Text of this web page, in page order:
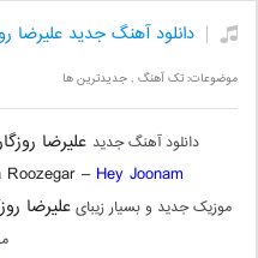
دانلود آهنگ جدید علیرضا
موضوعات:تک آهنگ ,جدیدترین ها
دانلود آهنگ جدید علیرضا
Roozegar – Hey Joonam
موزیک جدید و بسیار زیبایعلیرضا